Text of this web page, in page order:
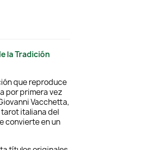
la Tradición
que reproduce
por primera vez
Vacchetta,
italiana del
convierte en un